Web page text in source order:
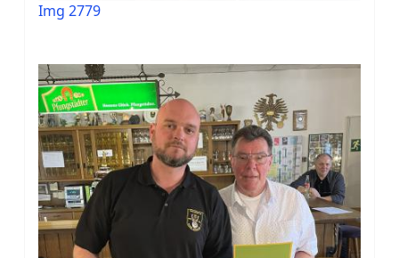
Img 2779